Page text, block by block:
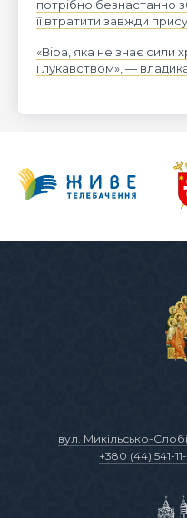
потрібно безнастанно
її втратити завжди
«Віра, яка не знає сили
і лукавством», —
вул. Микільсько-
+380 (44) 541-